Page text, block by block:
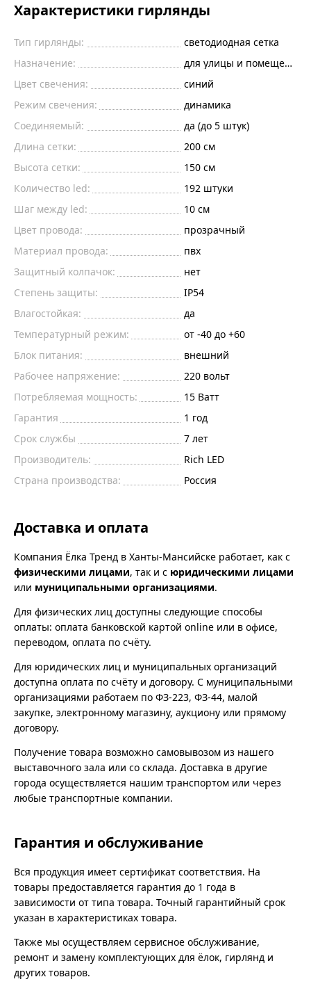
Характеристики гирлянды
Тип гирлянды:
светодиодная сетка
Назначение:
для улицы и помещений
Цвет свечения:
синий
Режим свечения:
динамика
Соединяемый:
да (до 5 штук)
Длина сетки:
200 см
Высота сетки:
150 см
Количество led:
192 штуки
Шаг между led:
10 см
Цвет провода:
прозрачный
Материал провода:
пвх
Защитный колпачок:
нет
Степень защиты:
IP54
Влагостойкая:
да
Температурный режим:
от -40 до +60
Блок питания:
внешний
Рабочее напряжение:
220 вольт
Потребляемая мощность:
15 Ватт
Гарантия
1 год
Срок службы
7 лет
Производитель:
Rich LED
Страна производства:
Россия
Доставка и оплата
Компания Ёлка Тренд в Ханты-Мансийске работает, как с
физическими лицами, так и с юридическими лицами
или муниципальными организациями.
Для физических лиц доступны следующие способы
оплаты: оплата банковской картой online или в офисе,
переводом, оплата по счёту.
Для юридических лиц и муниципальных организаций
доступна оплата по счёту и договору. С муниципальными
организациями работаем по ФЗ-223, ФЗ-44, малой
закупке, электронному магазину, аукциону или прямому
договору.
Получение товара возможно самовывозом из нашего
выставочного зала или со склада. Доставка в другие
города осуществляется нашим транспортом или через
любые транспортные компании.
Гарантия и обслуживание
Вся продукция имеет сертификат соответствия. На
товары предоставляется гарантия до 1 года в
зависимости от типа товара. Точный гарантийный срок
указан в характеристиках товара.
Также мы осуществляем сервисное обслуживание,
ремонт и замену комплектующих для ёлок, гирлянд и
других товаров.